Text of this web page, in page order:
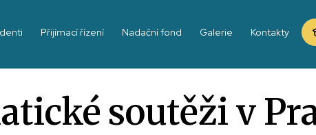
Přijímací řízení Nadační fond Galerie Kontakty
soutěži v